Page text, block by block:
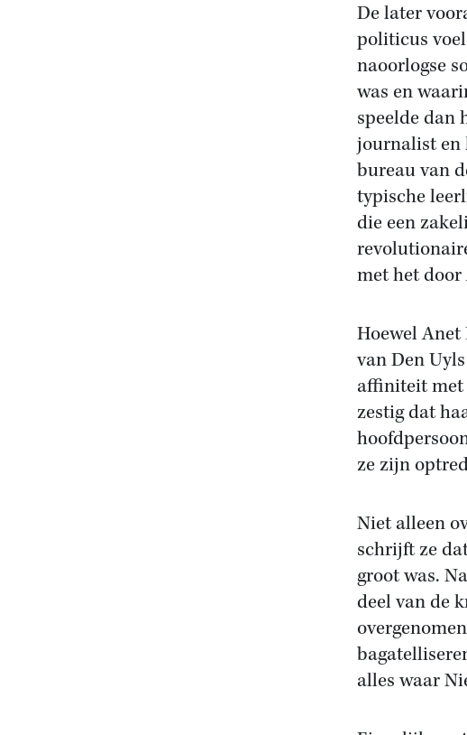
De later
politicus
naoorlogse
was en
speelde dan
journalist en
bureau van
typische
die een
met het door
Hoewel
van Den
affiniteit met
zestig dat
ze zijn
Niet alleen
schrijft ze
groot was.
deel van de
alles waar